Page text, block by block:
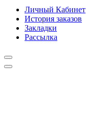
Личный Кабинет
История заказов
Закладки
Рассылка